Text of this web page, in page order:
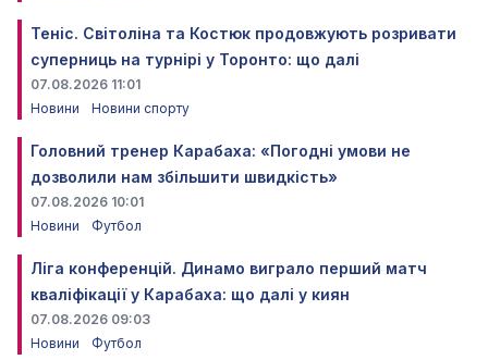
Теніс. Світоліна та Костюк продовжують розривати
суперниць на турнірі у Торонто: що далі
07.08.2026 11:01
Новини
Новини спорту
Головний тренер Карабаха: «Погодні умови не
дозволили нам збільшити швидкість»
07.08.2026 10:01
Новини
Футбол
Ліга конференцій. Динамо виграло перший матч
кваліфікації у Карабаха: що далі у киян
07.08.2026 09:03
Новини
Футбол